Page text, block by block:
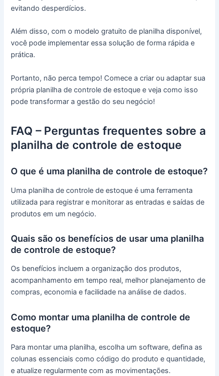
evitando desperdícios.
Além disso, com o modelo gratuito de planilha disponível,
você pode implementar essa solução de forma rápida e
prática.
Portanto, não perca tempo! Comece a criar ou adaptar sua
própria planilha de controle de estoque e veja como isso
pode transformar a gestão do seu negócio!
FAQ – Perguntas frequentes sobre a
planilha de controle de estoque
O que é uma planilha de controle de estoque?
Uma planilha de controle de estoque é uma ferramenta
utilizada para registrar e monitorar as entradas e saídas de
produtos em um negócio.
Quais são os benefícios de usar uma planilha
de controle de estoque?
Os benefícios incluem a organização dos produtos,
acompanhamento em tempo real, melhor planejamento de
compras, economia e facilidade na análise de dados.
Como montar uma planilha de controle de
estoque?
Para montar uma planilha, escolha um software, defina as
colunas essenciais como código do produto e quantidade,
e atualize regularmente com as movimentações.